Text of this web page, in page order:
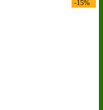
-15%